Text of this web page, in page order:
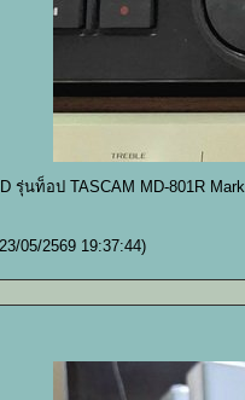
รุ่นท็อป TASCAM MD-801R
05/2569 19:37:44)